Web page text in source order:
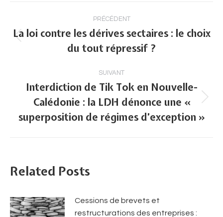
Navigation
article
PRÉCÉDENT
précédent
La loi contre les dérives sectaires : le choix
du tout répressif ?
SUIVANT
Article
suivant
Interdiction de Tik Tok en Nouvelle-
Calédonie : la LDH dénonce une «
superposition de régimes d’exception »
Related Posts
Cessions de brevets et
restructurations des entreprises :